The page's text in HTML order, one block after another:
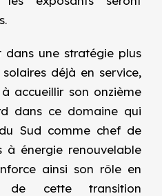
dans une stratégie plus
déjà en service,
accueillir son onzième
dans ce domaine qui
Sud comme chef de
à énergie renouvelable
ainsi son rôle en
cette transition